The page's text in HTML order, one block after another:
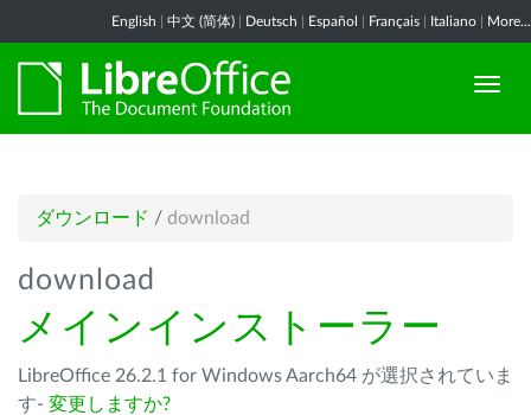
English 中文 (简体) Deutsch Español Français Italiano More...
ダウンロード / download
download
メインインストーラー
LibreOffice 26.2.1 for Windows Aarch64 が選択されていま
す- 変更しますか?